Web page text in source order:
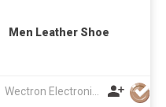
Men Leather Shoe
Wectron Electronics (HK) Limited